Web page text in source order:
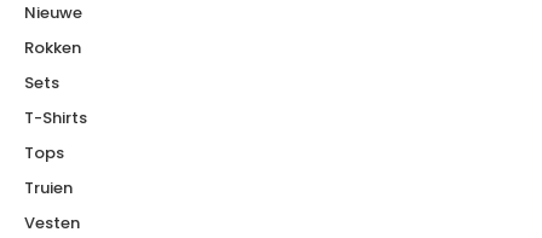
Nieuwe
Rokken
Sets
T-Shirts
Tops
Truien
Vesten